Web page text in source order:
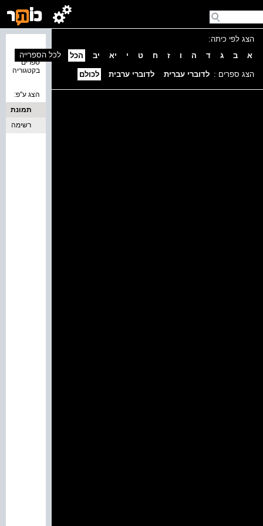
הצג לפי כיתה:
א
ב ג ד ה ו ז ח ט י יא יב הכל
הצג ספרים : לדוברי עברית לדוברי ערבית לכולם
ספרים
בקטגוריה
לכל הספרייה
הצג ע''פ:
תמונת
כריכה
רשימה